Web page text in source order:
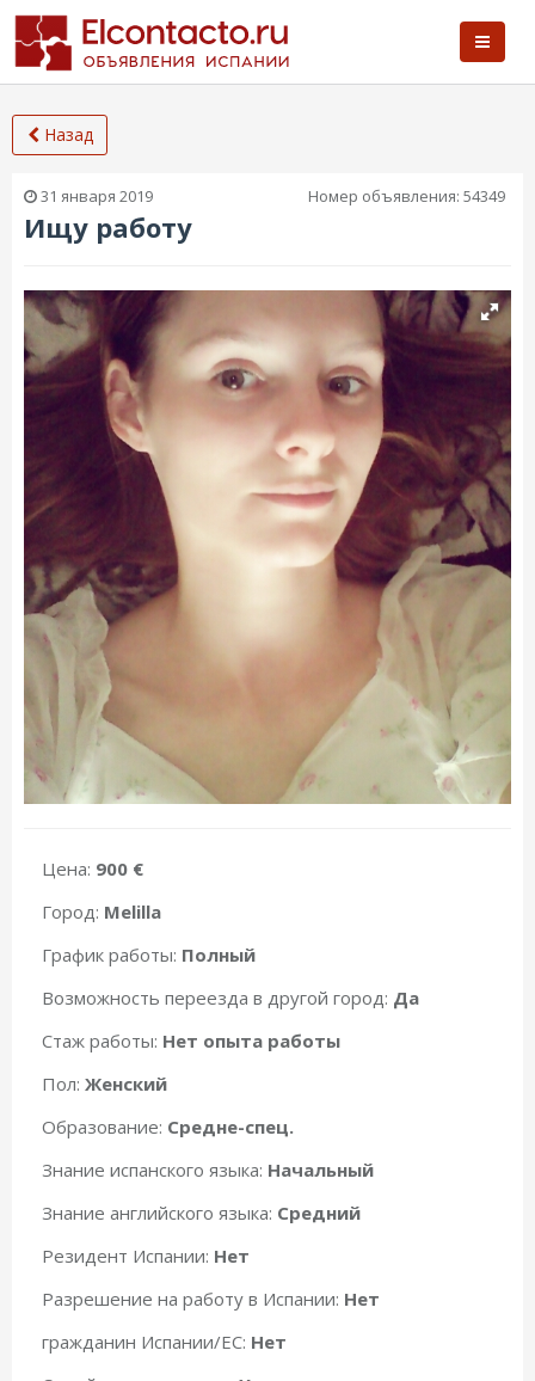
Назад
31 января 2019 Номер объявления: 54349
Ищу работу
Цена: 900 €
Город: Melilla
График работы: Полный
Возможность переезда в другой город: Да
Стаж работы: Нет опыта работы
Пол: Женский
Образование: Средне-спец.
Знание испанского языка: Начальный
Знание английского языка: Средний
Резидент Испании: Нет
Разрешение на работу в Испании: Нет
гражданин Испании/ЕС: Нет